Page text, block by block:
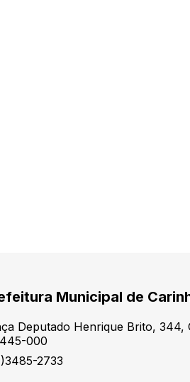
Municipal de
Deputado Henrique Brito, 344,
000
2733